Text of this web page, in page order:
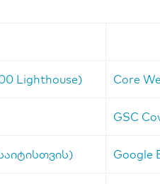
Lighthouse) Core
GSC
Google